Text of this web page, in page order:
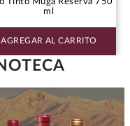
ml
AGREGAR AL CARRITO